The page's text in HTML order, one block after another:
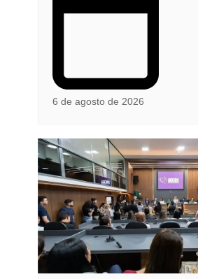
6 de agosto de 2026